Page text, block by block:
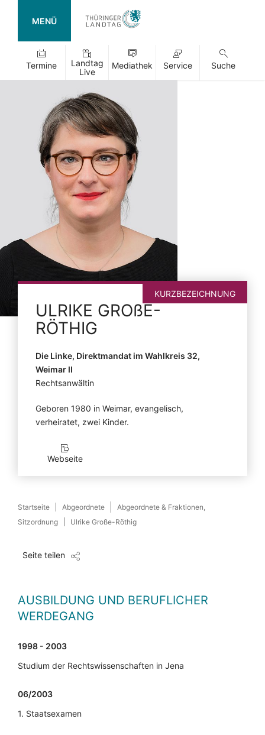
MENÜ
Termine
Landtag
Live
Mediathek Service Suche
KURZBEZEICHNUNG
ULRIKE GROßE-
RÖTHIG
Die Linke, Direktmandat im Wahlkreis 32,
Weimar II
Rechtsanwältin
Geboren 1980 in Weimar, evangelisch,
verheiratet, zwei Kinder.
Webseite
Startseite Abgeordnete
Abgeordnete & Fraktionen,
Sitzordnung
Ulrike Große-Röthig
Seite teilen
AUSBILDUNG UND BERUFLICHER
WERDEGANG
1998 - 2003
Studium der Rechtswissenschaften in Jena
06/2003
1. Staatsexamen